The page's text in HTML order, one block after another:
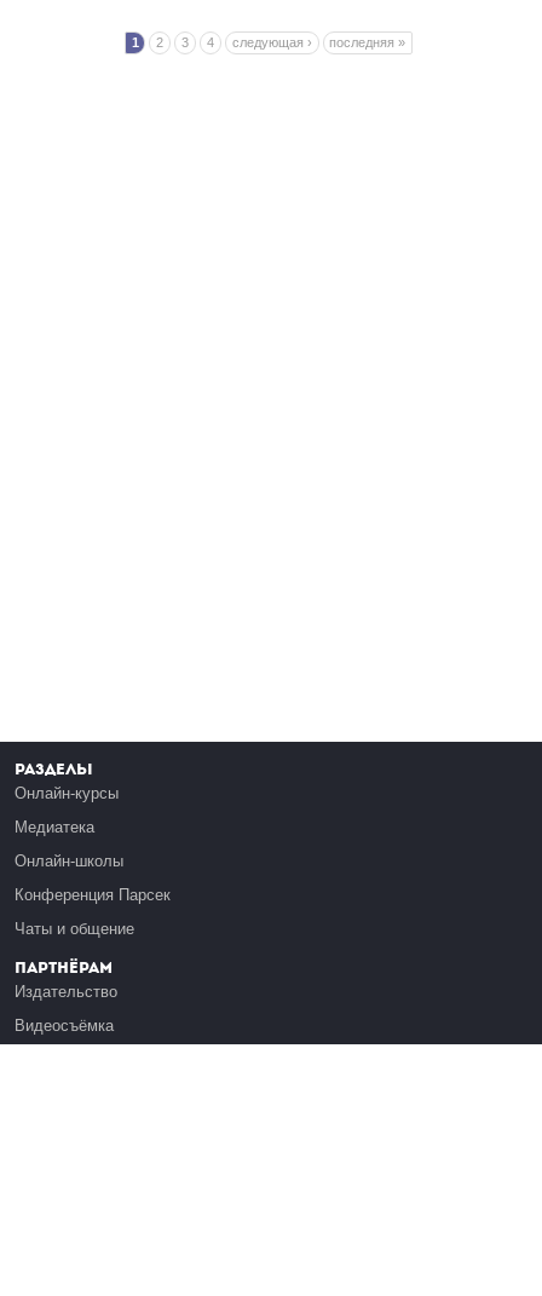
1 2 3 4 следующая › последняя »
Разделы
Онлайн-курсы
Медиатека
Онлайн-школы
Конференция Парсек
Чаты и общение
Партнёрам
Издательство
Видеосъёмка